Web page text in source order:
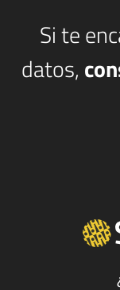
Si te
datos,